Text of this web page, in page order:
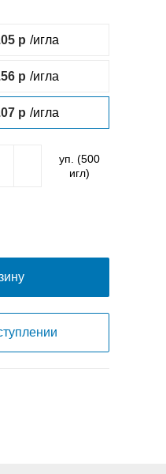
/игла
/игла
/игла
уп. (500
игл)